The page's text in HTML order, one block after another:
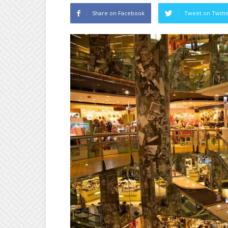
Share on Facebook Tweet on